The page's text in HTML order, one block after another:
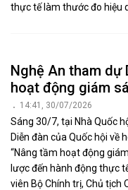
thực tế làm thước đo hiệu
Nghệ An tham dự
hoạt động giám
14:41, 30/07/2026
Sáng 30/7, tại Nhà Quốc
Diễn đàn của Quốc hội về
“Nâng tầm hoạt động
lược đến hành động thực
viên Bộ Chính trị, Chủ tịch